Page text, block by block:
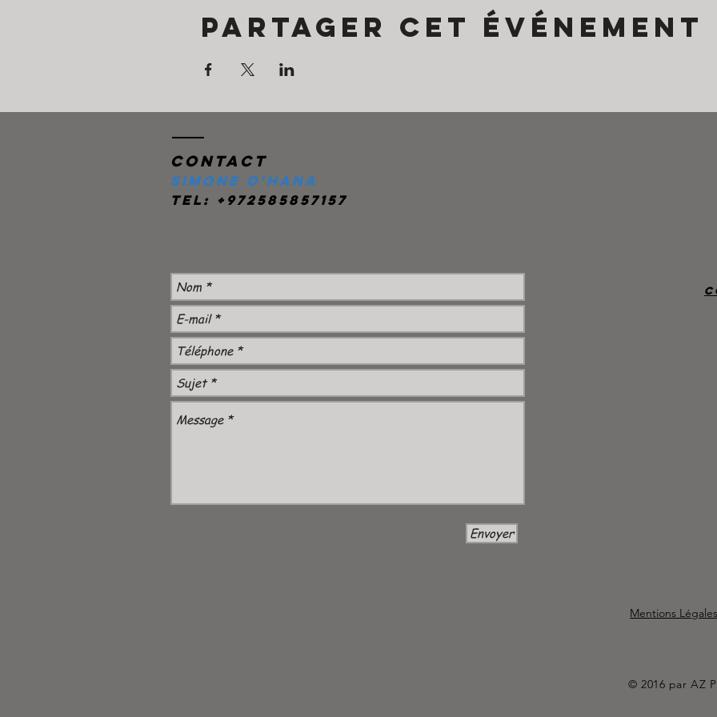
Partager cet événement
Contact
Simone O'Hana
Tel: +972585857157
Envoyer
Mentions Légales
© 2016 par AZ